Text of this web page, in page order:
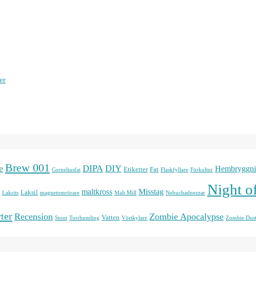
Brew 001 Corneliusfat DIPA DIY Etiketter Fat Flaskfyllare Förkultur
Lakrits Laksil magnetomrörare maltkross Malt Mill Misstag Nebuchadnezzar Night
Recension Stout Torrhumling Vatten Vörtkylare Zombie Apocalypse Zombie Dust